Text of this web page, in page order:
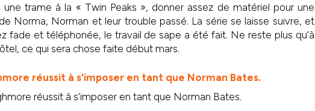
trame à la « Twin Peaks », donner assez de matériel pour une
Norma, Norman et leur trouble passé. La série se laisse suivre, et
fade et téléphonée, le travail de sape a été fait. Ne reste plus qu’à
ce qui sera chose faite début mars.
réussit à s’imposer en tant que Norman Bates.